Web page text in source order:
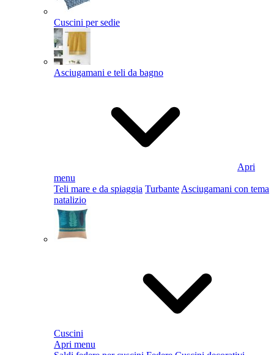
Cuscini per sedie
Asciugamani e teli da bagno
Apri
menu
Teli mare e da spiaggia Turbante Asciugamani con tema
natalizio
Cuscini
Apri menu